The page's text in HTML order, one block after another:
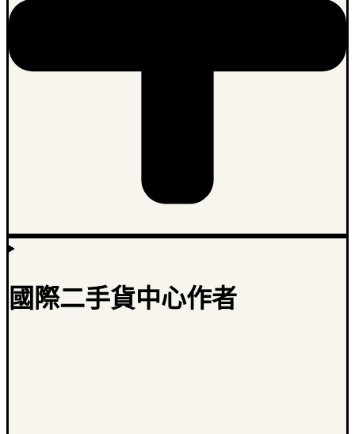
國際二手貨中心作者